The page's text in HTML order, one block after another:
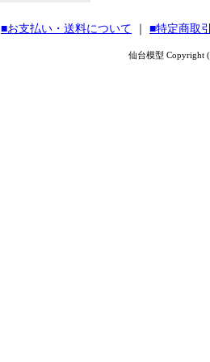
■お支払い・送料について ■特定商取
仙台模型 Copyright